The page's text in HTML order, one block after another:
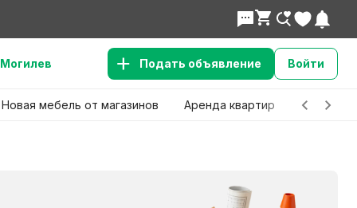
Могилев Подать объявление Войти
Новая мебель от магазинов Аренда квартир Детские